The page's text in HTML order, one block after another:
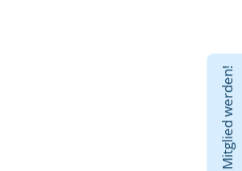
Mitglied werden!